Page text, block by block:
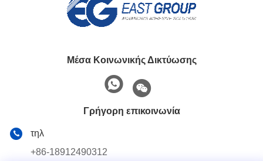
Μέσα Κοινωνικής Δικτύωσης
Γρήγορη επικοινωνία
τηλ
+86-18912490312